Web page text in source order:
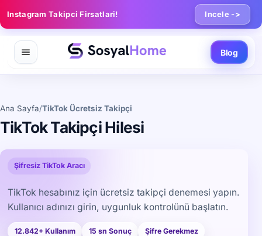
Instagram Takipci Firsatlari! Incele ->
Blog
Ana Sayfa/TikTok Ücretsiz Takipçi
TikTok Takipçi Hilesi
Şifresiz TikTok Aracı
TikTok hesabınız için ücretsiz takipçi denemesi yapın.
Kullanıcı adınızı girin, uygunluk kontrolünü başlatın.
12.842+ Kullanım 15 sn Sonuç Şifre Gerekmez